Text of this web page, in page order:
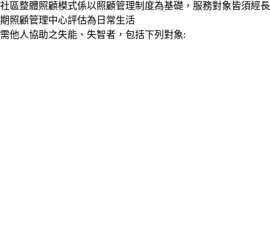
社區整體照顧模式係以照顧管理制度為基礎，服務對象皆須經長
期照顧管理中心評估為日常生活
需他人協助之失能、失智者，包括下列對象: